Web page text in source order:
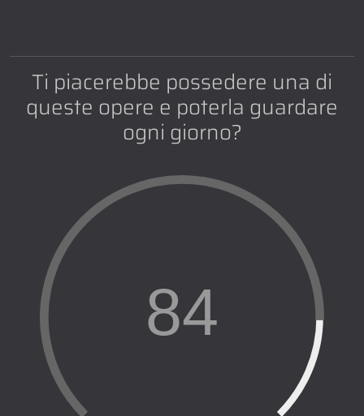
Ti piacerebbe possedere una di
queste opere e poterla guardare
ogni giorno?
84